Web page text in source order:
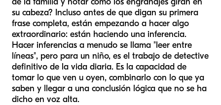
su cabeza? Incluso antes de que digan su primera
frase completa, están empezando a hacer algo
extraordinario: están haciendo una inferencia.
Hacer inferencias a menudo se llama "leer entre
líneas", pero para un niño, es el trabajo de detective
definitivo de la vida diaria. Es la capacidad de
tomar lo que ven u oyen, combinarlo con lo que ya
saben y llegar a una conclusión lógica que no se ha
dicho en voz alta.